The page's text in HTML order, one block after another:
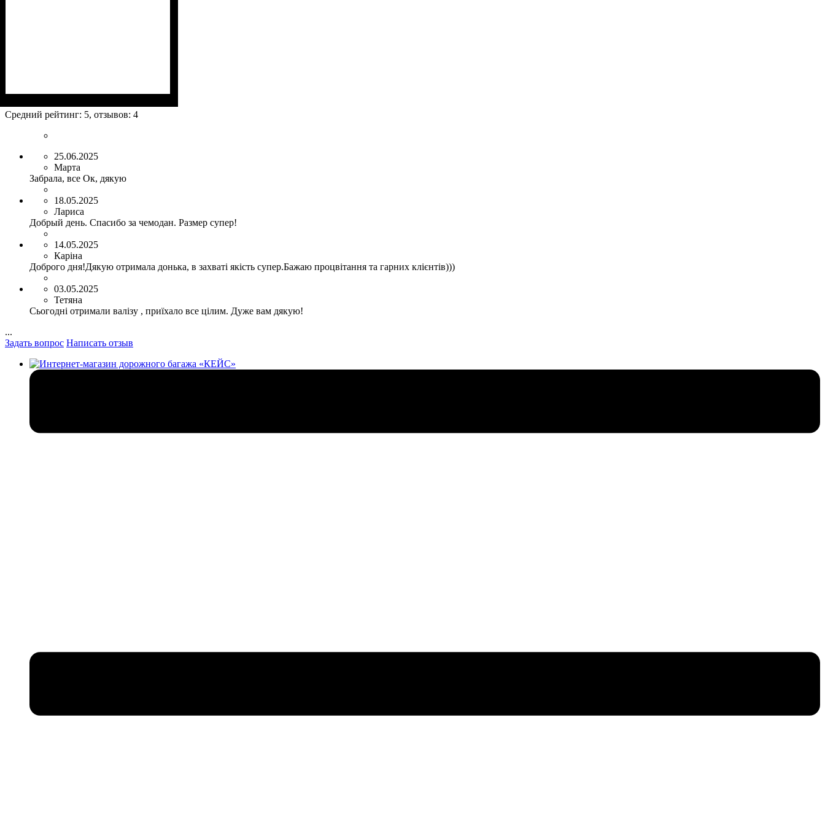
Средний рейтинг: 5, отзывов: 4
25.06.2025
Марта
Забрала, все Ок, дякую
18.05.2025
Лариса
Добрый день. Спасибо за чемодан. Размер супер!
14.05.2025
Каріна
Доброго дня!Дякую отримала донька, в захваті якість супер.Бажаю процвітання та гарних клієнтів)))
03.05.2025
Тетяна
Сьогодні отримали валізу , приїхало все цілим. Дуже вам дякую!
...
Задать вопрос Написать отзыв